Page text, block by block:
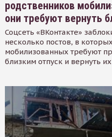
родственников
они требуют вернуть
Соцсеть «ВКонтакте»
несколько постов, в
мобилизованных требуют
близким отпуск и вернуть